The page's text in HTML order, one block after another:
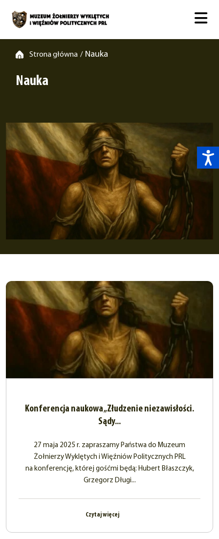
Strona główna / Nauka
Nauka
Konferencja naukowa „Złudzenie niezawisłości.
Sądy...
27 maja 2025 r. zapraszamy Państwa do Muzeum
Żołnierzy Wyklętych i Więźniów Politycznych PRL
na konferencję, której gośćmi będą: Hubert Błaszczyk,
Grzegorz Długi...
Czytaj więcej